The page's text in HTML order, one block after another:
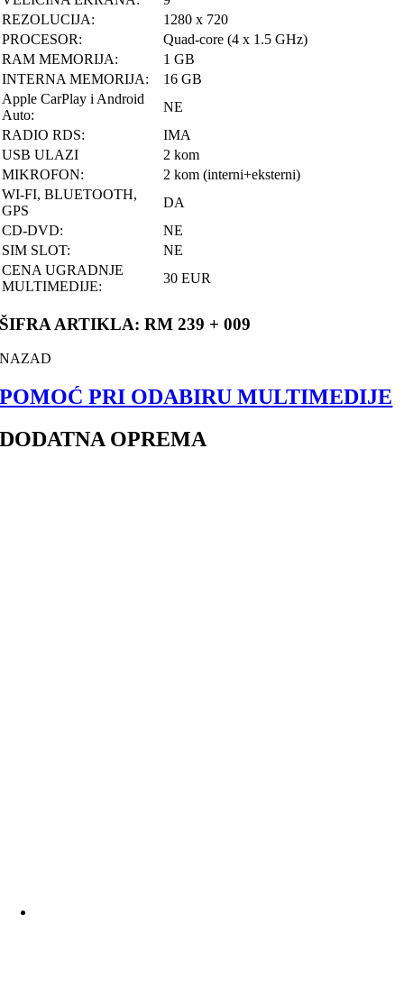
REZOLUCIJA:
1280 x 720
PROCESOR:
Quad-core (4 x 1.5 GHz)
RAM MEMORIJA:
1 GB
INTERNA MEMORIJA:
16 GB
Apple CarPlay i Android
Auto:
NE
RADIO RDS:
IMA
USB ULAZI
2 kom
MIKROFON:
2 kom (interni+eksterni)
WI-FI, BLUETOOTH,
GPS
DA
CD-DVD:
NE
SIM SLOT:
NE
CENA UGRADNJE
MULTIMEDIJE:
30 EUR
ŠIFRA ARTIKLA: RM 239 + 009
NAZAD
POMOĆ PRI ODABIRU MULTIMEDIJE
DODATNA OPREMA